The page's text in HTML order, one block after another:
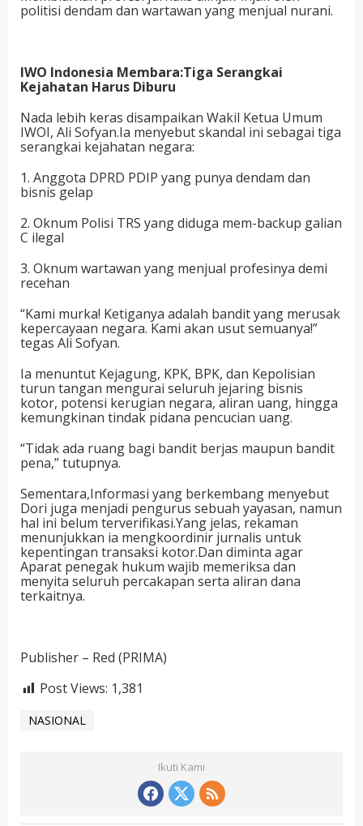
politisi dendam dan wartawan yang menjual nurani.
IWO Indonesia Membara:Tiga Serangkai
Kejahatan Harus Diburu
Nada lebih keras disampaikan Wakil Ketua Umum
IWOI, Ali Sofyan.Ia menyebut skandal ini sebagai tiga
serangkai kejahatan negara:
1. Anggota DPRD PDIP yang punya dendam dan
bisnis gelap
2. Oknum Polisi TRS yang diduga mem-backup galian
C ilegal
3. Oknum wartawan yang menjual profesinya demi
recehan
“Kami murka! Ketiganya adalah bandit yang merusak
kepercayaan negara. Kami akan usut semuanya!”
tegas Ali Sofyan.
Ia menuntut Kejagung, KPK, BPK, dan Kepolisian
turun tangan mengurai seluruh jejaring bisnis
kotor, potensi kerugian negara, aliran uang, hingga
kemungkinan tindak pidana pencucian uang.
“Tidak ada ruang bagi bandit berjas maupun bandit
pena,” tutupnya.
Sementara,Informasi yang berkembang menyebut
Dori juga menjadi pengurus sebuah yayasan, namun
hal ini belum terverifikasi.Yang jelas, rekaman
menunjukkan ia mengkoordinir jurnalis untuk
kepentingan transaksi kotor.Dan diminta agar
Aparat penegak hukum wajib memeriksa dan
menyita seluruh percakapan serta aliran dana
terkaitnya.
Publisher – Red (PRIMA)
Post Views: 1,381
NASIONAL
Ikuti Kami